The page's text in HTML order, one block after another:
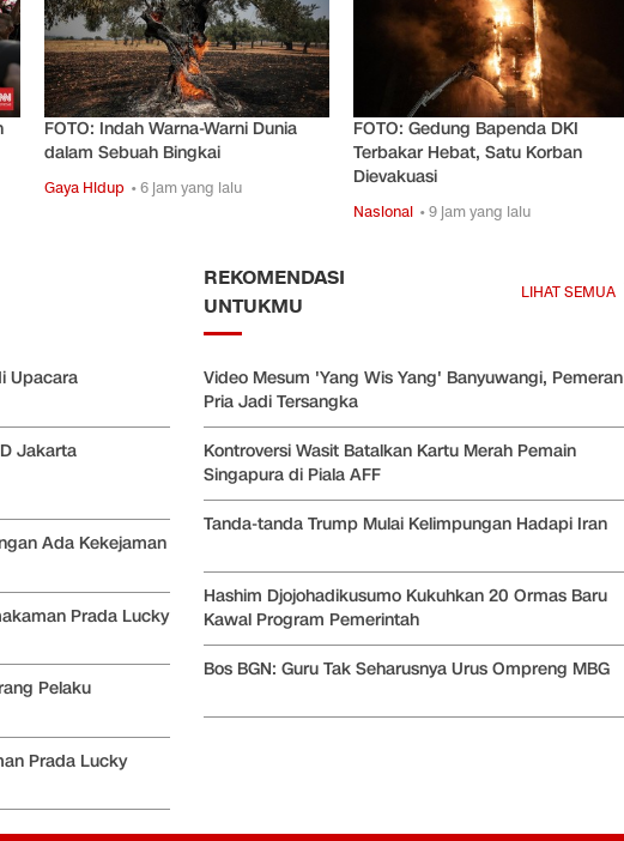
FOTO: Indah Warna-Warni Dunia
dalam Sebuah Bingkai
Gaya Hidup • 6 jam yang lalu
FOTO: Gedung Bapenda DKI
Terbakar Hebat, Satu Korban
Dievakuasi
Nasional • 9 jam yang lalu
Upacara
Jakarta
Ada Kekejaman
Prada Lucky
Pelaku
Prada Lucky
REKOMENDASI
UNTUKMU
LIHAT SEMUA
Video Mesum 'Yang Wis Yang' Banyuwangi, Pemeran
Pria Jadi Tersangka
Kontroversi Wasit Batalkan Kartu Merah Pemain
Singapura di Piala AFF
Tanda-tanda Trump Mulai Kelimpungan Hadapi Iran
Hashim Djojohadikusumo Kukuhkan 20 Ormas Baru
Kawal Program Pemerintah
Bos BGN: Guru Tak Seharusnya Urus Ompreng MBG